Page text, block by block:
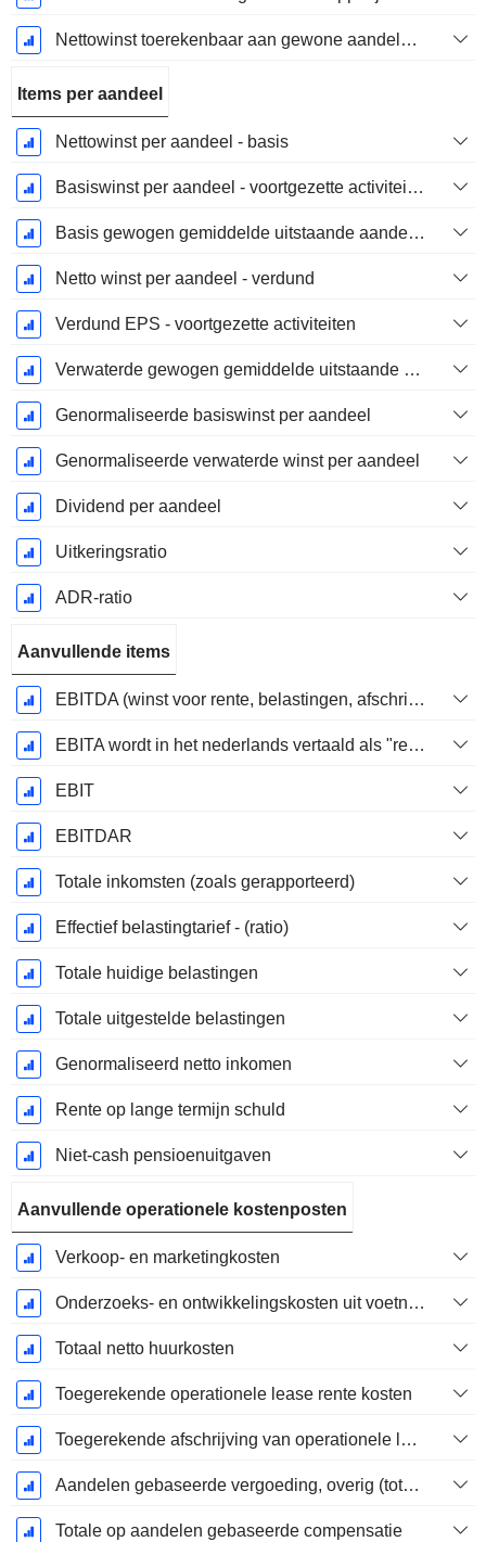
Nettowinst toerekenbaar aan gewone aandelen excl. buitengewone posten
Items per aandeel
Nettowinst per aandeel - basis
Basiswinst per aandeel - voortgezette activiteiten
Basis gewogen gemiddelde uitstaande aandelen
Netto winst per aandeel - verdund
Verdund EPS - voortgezette activiteiten
Verwaterde gewogen gemiddelde uitstaande aandelen
Genormaliseerde basiswinst per aandeel
Genormaliseerde verwaterde winst per aandeel
Dividend per aandeel
Uitkeringsratio
ADR-ratio
Aanvullende items
EBITDA (winst voor rente, belastingen, afschrijvingen op immateriële activa en materiële vaste activa)
EBITA wordt in het nederlands vertaald als "resultaat voor interest, belastingen en afschrijvingen".
EBIT
EBITDAR
Totale inkomsten (zoals gerapporteerd)
Effectief belastingtarief - (ratio)
Totale huidige belastingen
Totale uitgestelde belastingen
Genormaliseerd netto inkomen
Rente op lange termijn schuld
Niet-cash pensioenuitgaven
Aanvullende operationele kostenposten
Verkoop- en marketingkosten
Onderzoeks- en ontwikkelingskosten uit voetnoten
Totaal netto huurkosten
Toegerekende operationele lease rente kosten
Toegerekende afschrijving van operationele lease
Aandelen gebaseerde vergoeding, overig (totaal)
Totale op aandelen gebaseerde compensatie